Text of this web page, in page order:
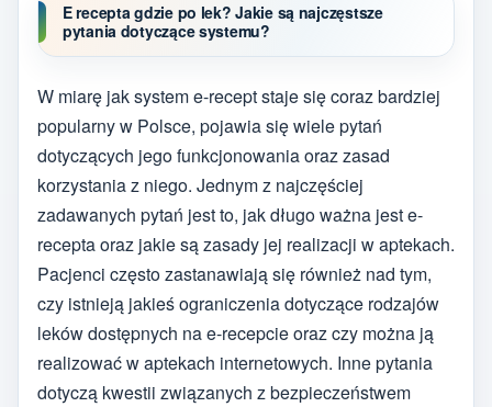
E recepta gdzie po lek? Jakie są najczęstsze
pytania dotyczące systemu?
W miarę jak system e-recept staje się coraz bardziej
popularny w Polsce, pojawia się wiele pytań
dotyczących jego funkcjonowania oraz zasad
korzystania z niego. Jednym z najczęściej
zadawanych pytań jest to, jak długo ważna jest e-
recepta oraz jakie są zasady jej realizacji w aptekach.
Pacjenci często zastanawiają się również nad tym,
czy istnieją jakieś ograniczenia dotyczące rodzajów
leków dostępnych na e-recepcie oraz czy można ją
realizować w aptekach internetowych. Inne pytania
dotyczą kwestii związanych z bezpieczeństwem